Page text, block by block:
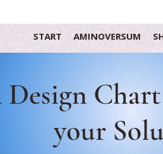
START AMINOVERSUM
your